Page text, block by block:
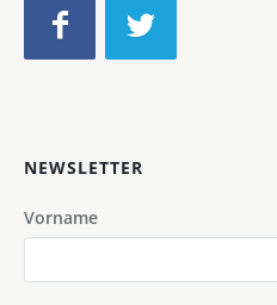
NEWSLETTER
Vorname